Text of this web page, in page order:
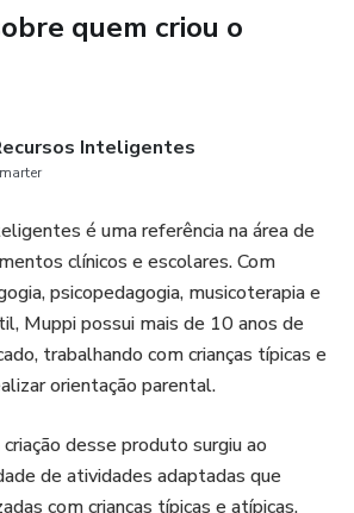
quem criou o
Inteligentes
é uma referência na área de
clínicos e escolares. Com
psicopedagogia, musicoterapia e
Muppi possui mais de 10 anos de
trabalhando com crianças típicas e
orientação parental.
desse produto surgiu ao
de atividades adaptadas que
com crianças típicas e atípicas.